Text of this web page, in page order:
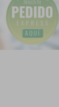
Blog
Contacto
Boletín